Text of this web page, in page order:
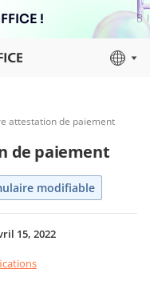
!
attestation de paiement
de paiement
modifiable
15, 2022